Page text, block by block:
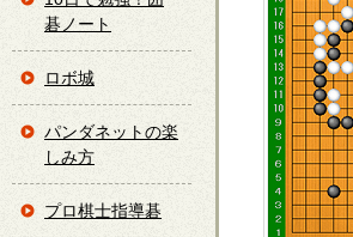
碁ノート
ロボ城
パンダネットの楽
しみ方
プロ棋士指導碁